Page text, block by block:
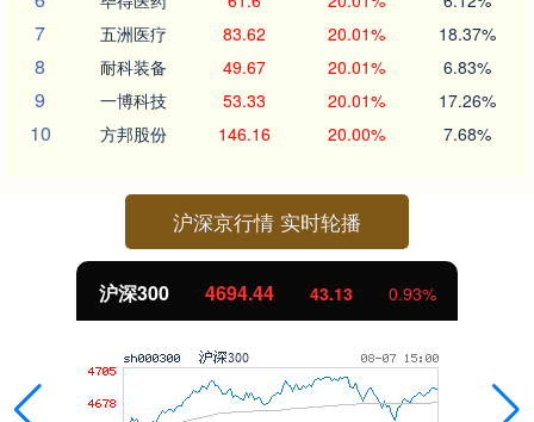
7 五洲医疗 83.62 20.01% 18.37%
8 耐科装备 49.67 20.01% 6.83%
9 一博科技 53.33 20.01% 17.26%
10 方邦股份 146.16 20.00% 7.68%
沪深京行情 实时轮播
沪深300 4694.44 43.13 0.93%